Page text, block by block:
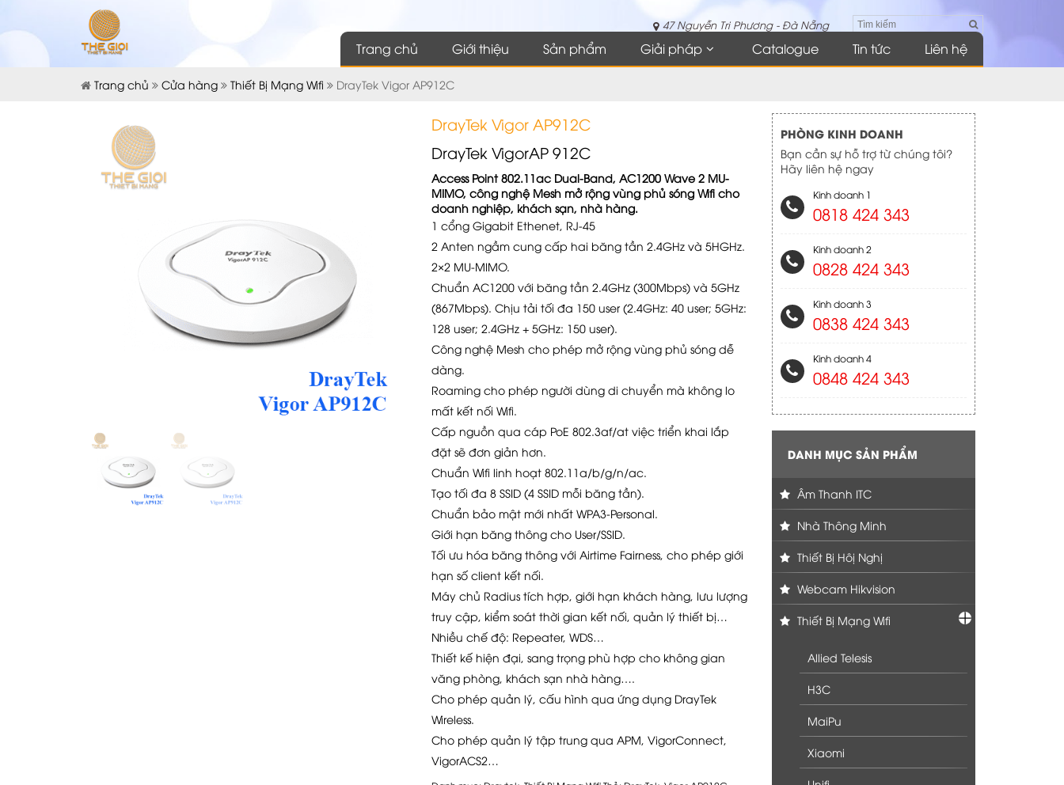
47 Nguyễn Tri Phương - Đà Nẵng
Trang chủ Giới thiệu Sản phẩm Giải pháp Catalogue Tin tức Liên hệ
Trang chủ Cửa hàng Thiết Bị Mạng Wifi DrayTek Vigor AP912C
DrayTek Vigor AP912C
DrayTek VigorAP 912C
Access Point 802.11ac Dual-Band, AC1200 Wave 2 MU-
MIMO, công nghệ Mesh mở rộng vùng phủ sóng Wifi cho
doanh nghiệp, khách sạn, nhà hàng.
1 cổng Gigabit Ethenet, RJ-45
2 Anten ngầm cung cấp hai băng tần 2.4GHz và 5HGHz.
2×2 MU-MIMO.
Chuẩn AC1200 với băng tần 2.4GHz (300Mbps) và 5GHz
(867Mbps). Chịu tải tối đa 150 user (2.4GHz: 40 user; 5GHz:
128 user; 2.4GHz + 5GHz: 150 user).
Công nghệ Mesh cho phép mở rộng vùng phủ sóng dễ
dàng.
Roaming cho phép người dùng di chuyển mà không lo
mất kết nối Wifi.
Cấp nguồn qua cáp PoE 802.3af/at việc triển khai lắp
đặt sẽ đơn giản hơn.
Chuẩn Wifi linh hoạt 802.11a/b/g/n/ac.
Tạo tối đa 8 SSID (4 SSID mỗi băng tần).
Chuẩn bảo mật mới nhất WPA3-Personal.
Giới hạn băng thông cho User/SSID.
Tối ưu hóa băng thông với Airtime Fairness, cho phép giới
hạn số client kết nối.
Máy chủ Radius tích hợp, giới hạn khách hàng, lưu lượng
truy cập, kiểm soát thời gian kết nối, quản lý thiết bị…
Nhiều chế độ: Repeater, WDS…
Thiết kế hiện đại, sang trọng phù hợp cho không gian
văng phòng, khách sạn nhà hàng….
Cho phép quản lý, cấu hình qua ứng dụng DrayTek
Wireless.
Cho phép quản lý tập trung qua APM, VigorConnect,
VigorACS2…
PHÒNG KINH DOANH
Bạn cần sự hỗ trợ từ chúng tôi?
Hãy liên hệ ngay
Kinh doanh 1
0818 424 343
Kinh doanh 2
0828 424 343
Kinh doanh 3
0838 424 343
Kinh doanh 4
0848 424 343
DANH MỤC SẢN PHẨM
Âm Thanh ITC
Nhà Thông Minh
Thiết Bị Hôị Nghị
Webcam Hikvision
Thiết Bị Mạng Wifi
Allied Telesis
H3C
MaiPu
Xiaomi